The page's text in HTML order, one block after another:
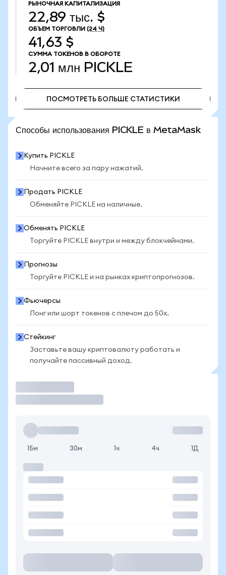
РЫНОЧНАЯ КАПИТАЛИЗАЦИЯ
22,89 тыс. $
ОБЪЕМ ТОРГОВЛИ (24 Ч)
41,63 $
СУММА ТОКЕНОВ В ОБОРОТЕ
2,01 млн PICKLE
ПОСМОТРЕТЬ БОЛЬШЕ СТАТИСТИКИ
Способы использования PICKLE в MetaMask
Купить PICKLE
Начните всего за пару нажатий.
Продать PICKLE
Обменяйте PICKLE на наличные.
Обменять PICKLE
Торгуйте PICKLE внутри и между блокчейнами.
Прогнозы
Торгуйте PICKLE и на рынках криптопрогнозов.
Фьючерсы
Лонг или шорт токенов с плечом до 50x.
Стейкинг
Заставьте вашу криптовалюту работать и
получайте пассивный доход.
15м 30м 1ч 4ч 1Д